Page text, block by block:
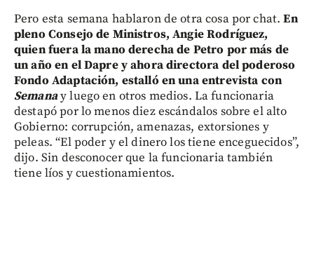
Pero esta semana hablaron de otra cosa por chat.En
pleno Consejo de Ministros, Angie Rodríguez,
quien fuera la mano derecha de Petro por más de
un año en el Dapre y ahora directora del poderoso
Fondo Adaptación, estalló en una entrevista con
Semanay luego en otros medios. La funcionaria
destapó por lo menos diez escándalos sobre el alto
Gobierno: corrupción, amenazas, extorsiones y
peleas. “El poder y el dinero los tiene enceguecidos”,
dijo. Sin desconocer que la funcionaria también
tiene líos y cuestionamientos.